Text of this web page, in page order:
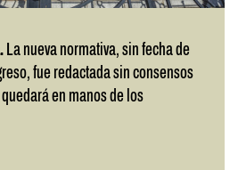
La nueva normativa, sin fecha de
fue redactada sin consensos
en manos de los